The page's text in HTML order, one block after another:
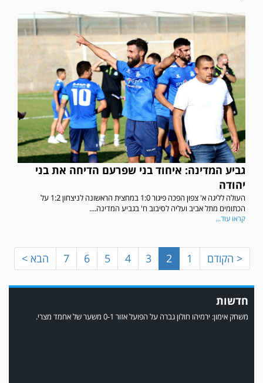
גביע המדינה: איחוד בני שפרעם הדיחה את בני
יהודה
העולה לליגה א' צפון הפכה פיגור 1:0 במחצית הראשונה לניצחון 1:2 על
הכתומים מתל אביב ועליה לסיבוב ח' בגביע המדינה....
קראו עוד...
< הקודם 1
2
3
4
5
6
7 הבא >
חדשות
במשחק אימון שהתקיים הבוקר יום ה' ניצחה קרית מלאכי את עירוני אשדוד 5-0.
משחק אימון: ירמיהו חולון גברה על הפועל אזור 0-1 משער של אחמד מצרי.